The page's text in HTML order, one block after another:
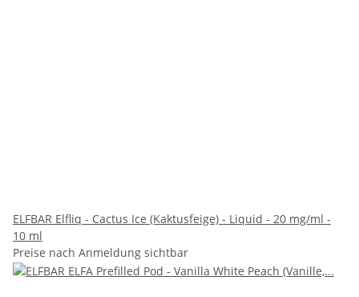
ELFBAR Elfliq - Cactus Ice (Kaktusfeige) - Liquid - 20 mg/ml -
10 ml
Preise nach Anmeldung sichtbar